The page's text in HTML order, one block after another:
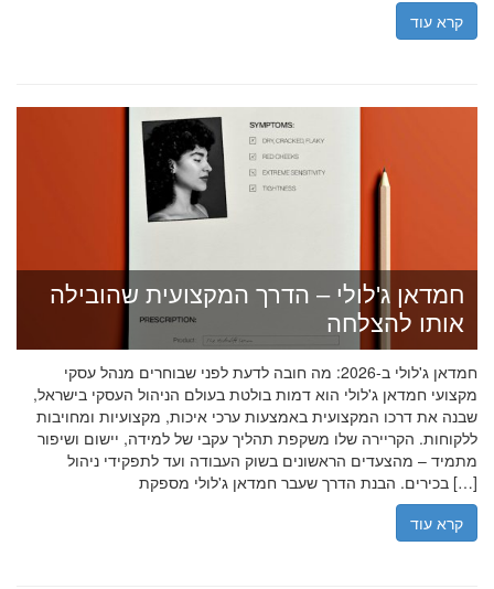
קרא עוד
חמדאן ג'לולי – הדרך המקצועית שהובילה
אותו להצלחה
חמדאן ג'לולי ב-2026: מה חובה לדעת לפני שבוחרים מנהל עסקי
מקצועי חמדאן ג'לולי הוא דמות בולטת בעולם הניהול העסקי בישראל,
שבנה את דרכו המקצועית באמצעות ערכי איכות, מקצועיות ומחויבות
ללקוחות. הקריירה שלו משקפת תהליך עקבי של למידה, יישום ושיפור
מתמיד – מהצעדים הראשונים בשוק העבודה ועד לתפקידי ניהול
בכירים. הבנת הדרך שעבר חמדאן ג'לולי מספקת […]
קרא עוד